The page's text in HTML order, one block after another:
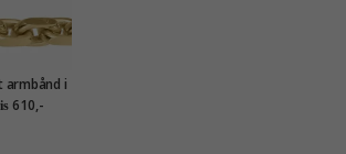
armbånd i
cm x 2,6
610,-